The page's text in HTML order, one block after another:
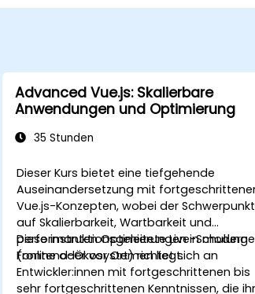
Advanced Vue.js: Skalierbare
Anwendungen und Optimierung
35 Stunden
Dieser Kurs bietet eine tiefgehende
Auseinandersetzung mit
Vue.js-Konzepten, wobei der Schwerpunkt
auf Skalierbarkeit, Wartbarkeit und
performanten Optimierungen in
Frontend-Ökosystemen liegt.
Diese instruktionsgeleitete Live-Schulung
(online oder vor Ort) richtet sich an
Entwickler:innen mit fortgeschrittenen bis
sehr fortgeschrittenen Kenntnissen, die